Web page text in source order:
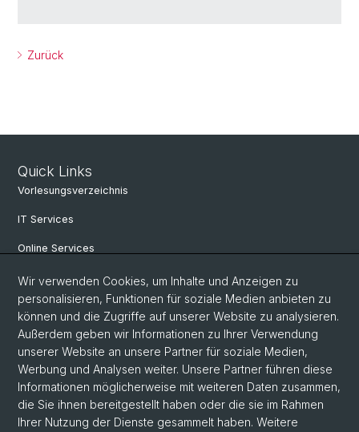
Zurück
Quick Links
Vorlesungsverzeichnis
IT Services
Online Services
Personensuche
PhD Programm
Dokumente & Links
News & Events
© Universität Basel
Wir verwenden Cookies, um Inhalte und Anzeigen zu
personalisieren, Funktionen für soziale Medien anbieten zu
können und die Zugriffe auf unserer Website zu analysieren.
Außerdem geben wir Informationen zu Ihrer Verwendung
unserer Website an unsere Partner für soziale Medien,
Werbung und Analysen weiter. Unsere Partner führen diese
Informationen möglicherweise mit weiteren Daten zusammen,
die Sie ihnen bereitgestellt haben oder die sie im Rahmen
Ihrer Nutzung der Dienste gesammelt haben. Weitere